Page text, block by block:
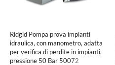
Ridgid Pompa prova impianti
idraulica, con manometro, adatta
per verifica di perdite in impianti,
pressione 50 Bar 50072